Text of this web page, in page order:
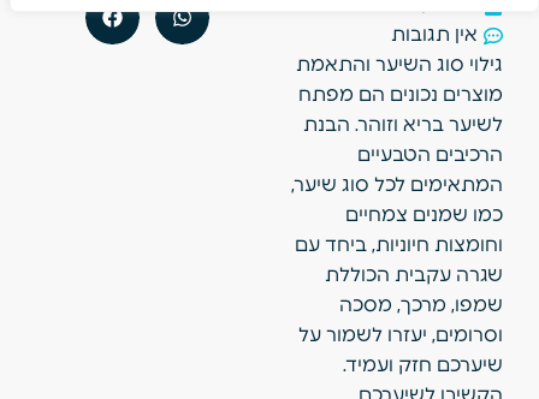
אין תגובות
גילוי סוג השיער והתאמת
מוצרים נכונים הם מפתח
לשיער בריא וזוהר. הבנת
הרכיבים הטבעיים
המתאימים לכל סוג שיער,
כמו שמנים צמחיים
וחומצות חיוניות, ביחד עם
שגרה עקבית הכוללת
שמפו, מרכך, מסכה
וסרומים, יעזרו לשמור על
שיערכם חזק ועמיד.